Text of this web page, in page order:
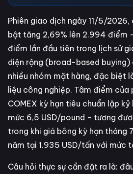
Phiên giao dịch ngày 11/5/2026,
bật tăng 2,69% lên 2.994 điểm
điểm lần đầu tiên trong lịch sử
diện rộng (broad-based buying)
nhiều nhóm mặt hàng, đặc biệt
liệu công nghiệp. Tâm điểm của
COMEX kỳ hạn tiêu chuẩn lập
mức 6,5 USD/pound - tương
trong khi giá bông kỳ hạn tháng
năm tại 1.935 USD/tấn với mức
Câu hỏi thực sự cần đặt ra là: